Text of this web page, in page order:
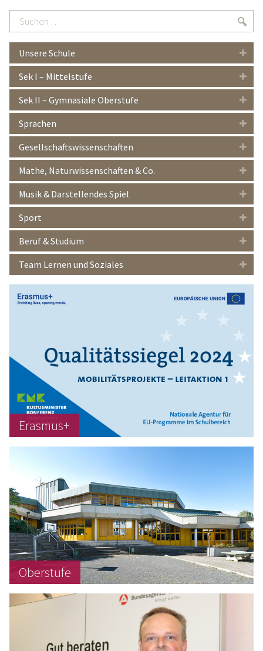
Suchen
…
Unsere Schule
Sek I – Mittelstufe
Sek II – Gymnasiale Oberstufe
Sprachen
Gesellschaftswissenschaften
Mathe, Naturwissenschaften & Co.
Musik & Darstellendes Spiel
Sport
Beruf & Studium
Team Lernen und Soziales
Erasmus+
Oberstufe